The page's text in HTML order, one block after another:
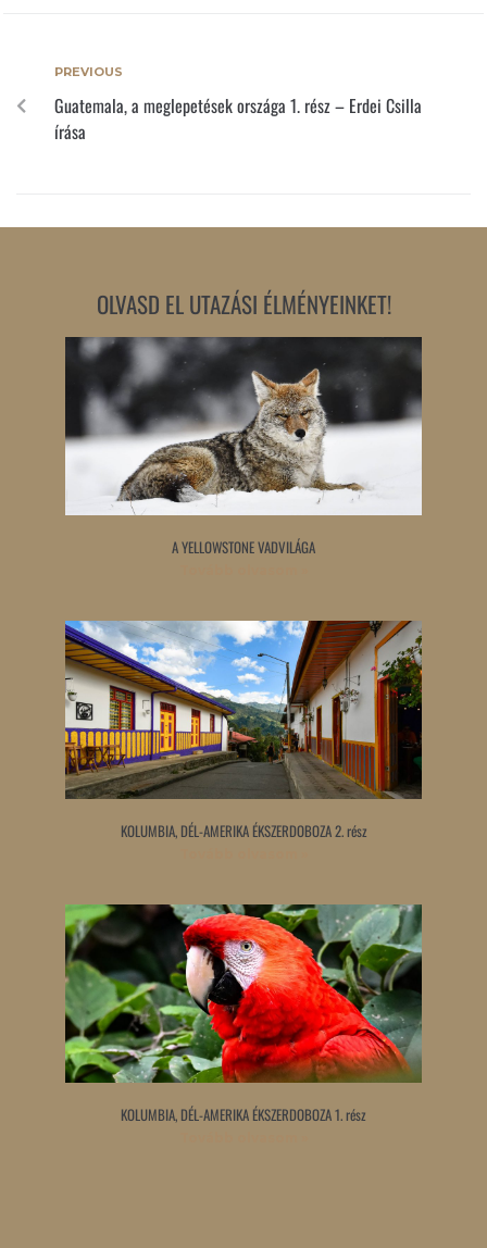
PREVIOUS
Guatemala, a meglepetések országa 1. rész – Erdei Csilla
írása
OLVASD EL UTAZÁSI ÉLMÉNYEINKET!
A YELLOWSTONE VADVILÁGA
KOLUMBIA, DÉL-AMERIKA ÉKSZERDOBOZA 2. rész
KOLUMBIA, DÉL-AMERIKA ÉKSZERDOBOZA 1. rész